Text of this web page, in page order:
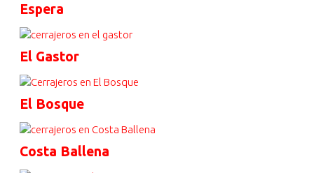
Espera
El Gastor
El Bosque
Costa Ballena